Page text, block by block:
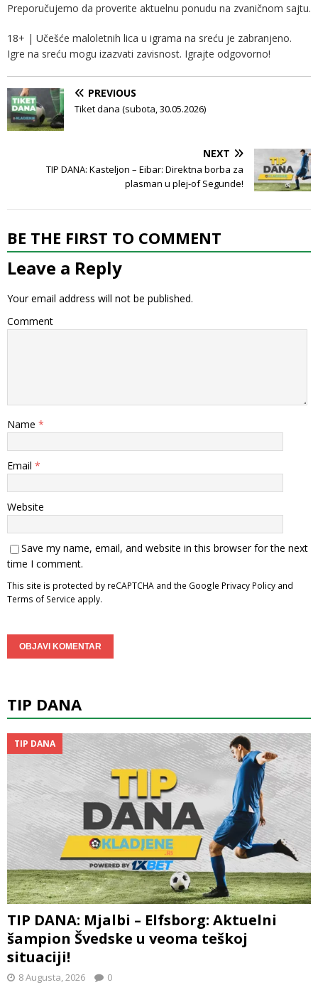
Preporučujemo da proverite aktuelnu ponudu na zvaničnom sajtu.
18+ | Učešće maloletnih lica u igrama na sreću je zabranjeno.
Igre na sreću mogu izazvati zavisnost. Igrajte odgovorno!
PREVIOUS
Tiket dana (subota, 30.05.2026)
NEXT
TIP DANA: Kasteljon – Eibar: Direktna borba za
plasman u plej-of Segunde!
BE THE FIRST TO COMMENT
Leave a Reply
Your email address will not be published.
Comment
Name *
Email *
Website
Save my name, email, and website in this browser for the next
time I comment.
This site is protected by reCAPTCHA and the Google Privacy Policy and
Terms of Service apply.
TIP DANA
TIP DANA
TIP DANA: Mjalbi – Elfsborg: Aktuelni
šampion Švedske u veoma teškoj
situaciji!
8 Augusta, 2026 0